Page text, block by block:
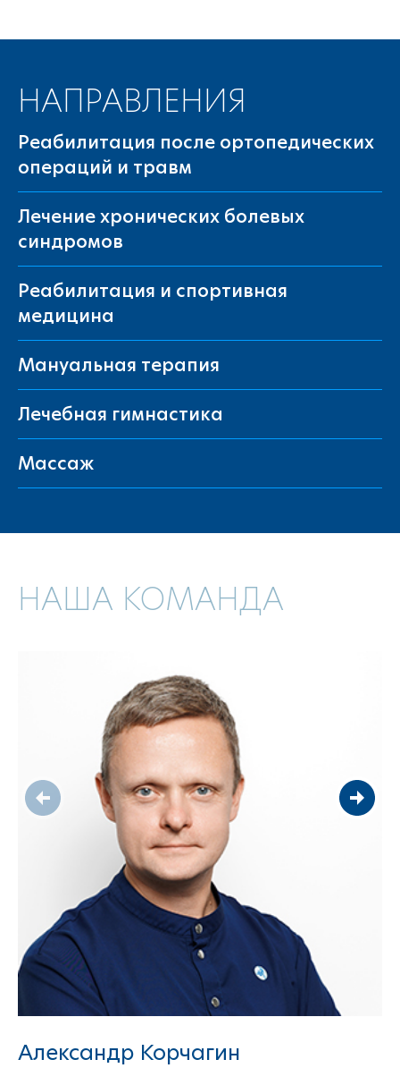
НАПРАВЛЕНИЯ
Реабилитация после ортопедических
операций и травм
Лечение хронических болевых
синдромов
Реабилитация и спортивная
медицина
Мануальная терапия
Лечебная гимнастика
Массаж
НАША КОМАНДА
Александр Корчагин